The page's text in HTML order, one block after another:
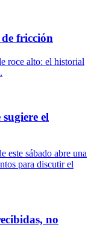
fricción
roce alto: el historial
el
este sábado abre una
para discutir el
no